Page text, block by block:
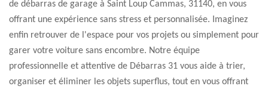
de débarras de garage à Saint Loup Cammas, 31140, en vous
offrant une expérience sans stress et personnalisée. Imaginez
enfin retrouver de l'espace pour vos projets ou simplement pour
garer votre voiture sans encombre. Notre équipe
professionnelle et attentive de Débarras 31 vous aide à trier,
organiser et éliminer les objets superflus, tout en vous offrant